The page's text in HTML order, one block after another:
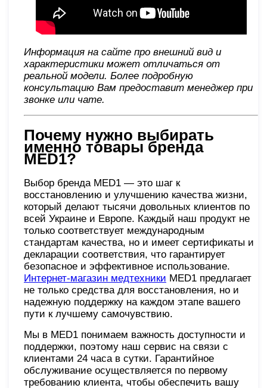
Информация на сайте про внешний вид и
характеристики может отличаться от
реальной модели. Более подробную
консультацию Вам предоставит менеджер при
звонке или чате.
Почему нужно выбирать
именно товары бренда
MED1?
Выбор бренда MED1 — это шаг к
восстановлению и улучшению качества жизни,
который делают тысячи довольных клиентов по
всей Украине и Европе. Каждый наш продукт не
только соответствует международным
стандартам качества, но и имеет сертификаты и
декларации соответствия, что гарантирует
безопасное и эффективное использование.
Интернет-магазин медтехники MED1 предлагает
не только средства для восстановления, но и
надежную поддержку на каждом этапе вашего
пути к лучшему самочувствию.
Мы в MED1 понимаем важность доступности и
поддержки, поэтому наш сервис на связи с
клиентами 24 часа в сутки. Гарантийное
обслуживание осуществляется по первому
требованию клиента, чтобы обеспечить вашу